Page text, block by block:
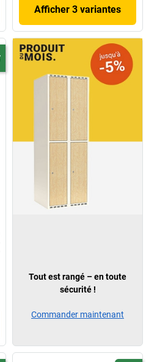
Afficher 3 variantes
Tout est rangé – en toute
sécurité !
Commander maintenant